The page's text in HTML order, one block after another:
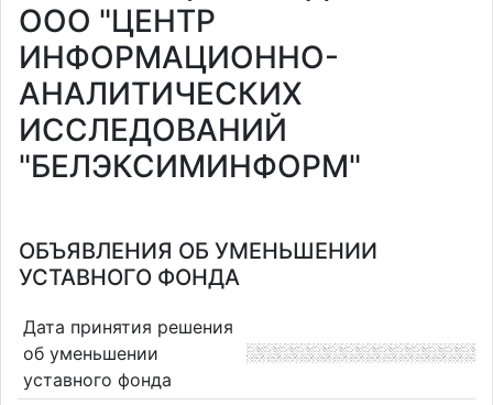
ООО "ЦЕНТР
ИНФОРМАЦИОННО-
АНАЛИТИЧЕСКИХ
ИССЛЕДОВАНИЙ
"БЕЛЭКСИМИНФОРМ"
ОБЪЯВЛЕНИЯ ОБ УМЕНЬШЕНИИ
УСТАВНОГО ФОНДА
Дата принятия решения
об уменьшении
уставного фонда